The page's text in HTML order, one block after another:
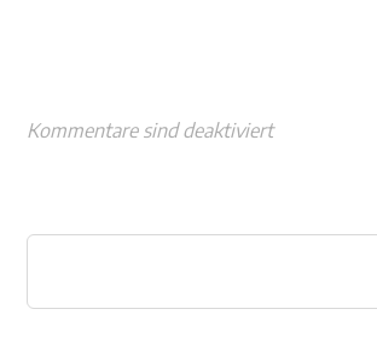
Kommentare sind deaktiviert